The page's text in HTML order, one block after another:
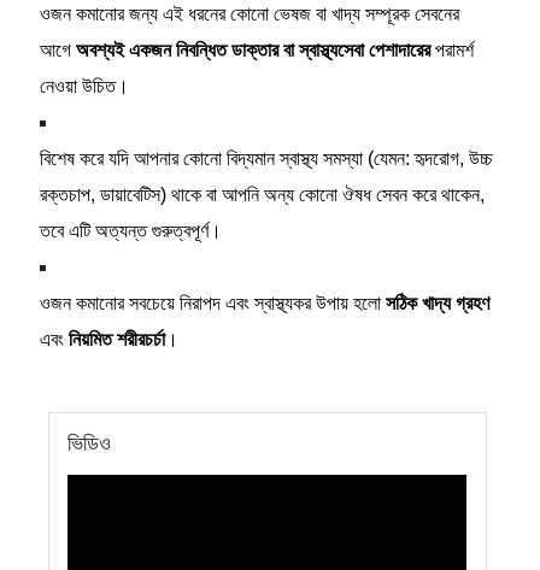
ওজন কমানোর জন্য এই ধরনের কোনো ভেষজ বা খাদ্য সম্পূরক সেবনের
আগেঅবশ্যই একজন নিবন্ধিত ডাক্তার বা স্বাস্থ্যসেবা পেশাদারেরপরামর্শ
নেওয়া উচিত।
বিশেষ করে যদি আপনার কোনো বিদ্যমান স্বাস্থ্য সমস্যা (যেমন: হৃদরোগ, উচ্চ
রক্তচাপ, ডায়াবেটিস) থাকে বা আপনি অন্য কোনো ঔষধ সেবন করে থাকেন,
তবে এটি অত্যন্ত গুরুত্বপূর্ণ।
ওজন কমানোর সবচেয়ে নিরাপদ এবং স্বাস্থ্যকর উপায় হলোসঠিক খাদ্য গ্রহণ
এবংনিয়মিত শরীরচর্চা।
ভিডিও